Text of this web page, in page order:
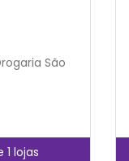
São
lojas